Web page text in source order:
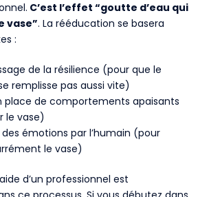
C’est l’effet “goutte d’eau qui
vase”. La rééducation se basera
:
de la résilience (pour que le
remplisse pas aussi vite)
place de comportements apaisants
le vase)
émotions par l’humain (pour
le vase)
d’un professionnel est